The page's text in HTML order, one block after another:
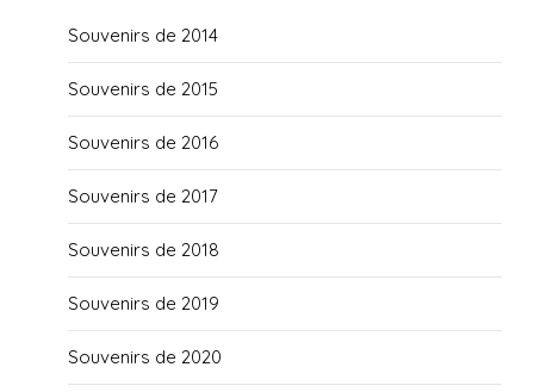
Souvenirs de 2014
Souvenirs de 2015
Souvenirs de 2016
Souvenirs de 2017
Souvenirs de 2018
Souvenirs de 2019
Souvenirs de 2020